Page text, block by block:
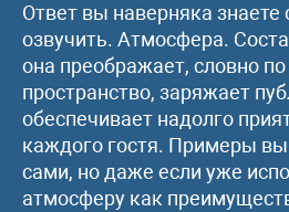
Ответ вы наверняка знаете
озвучить. Атмосфера.
она преображает, словно
пространство, заряжает
обеспечивает надолго
каждого гостя. Примеры вы
сами, но даже если уже
атмосферу как